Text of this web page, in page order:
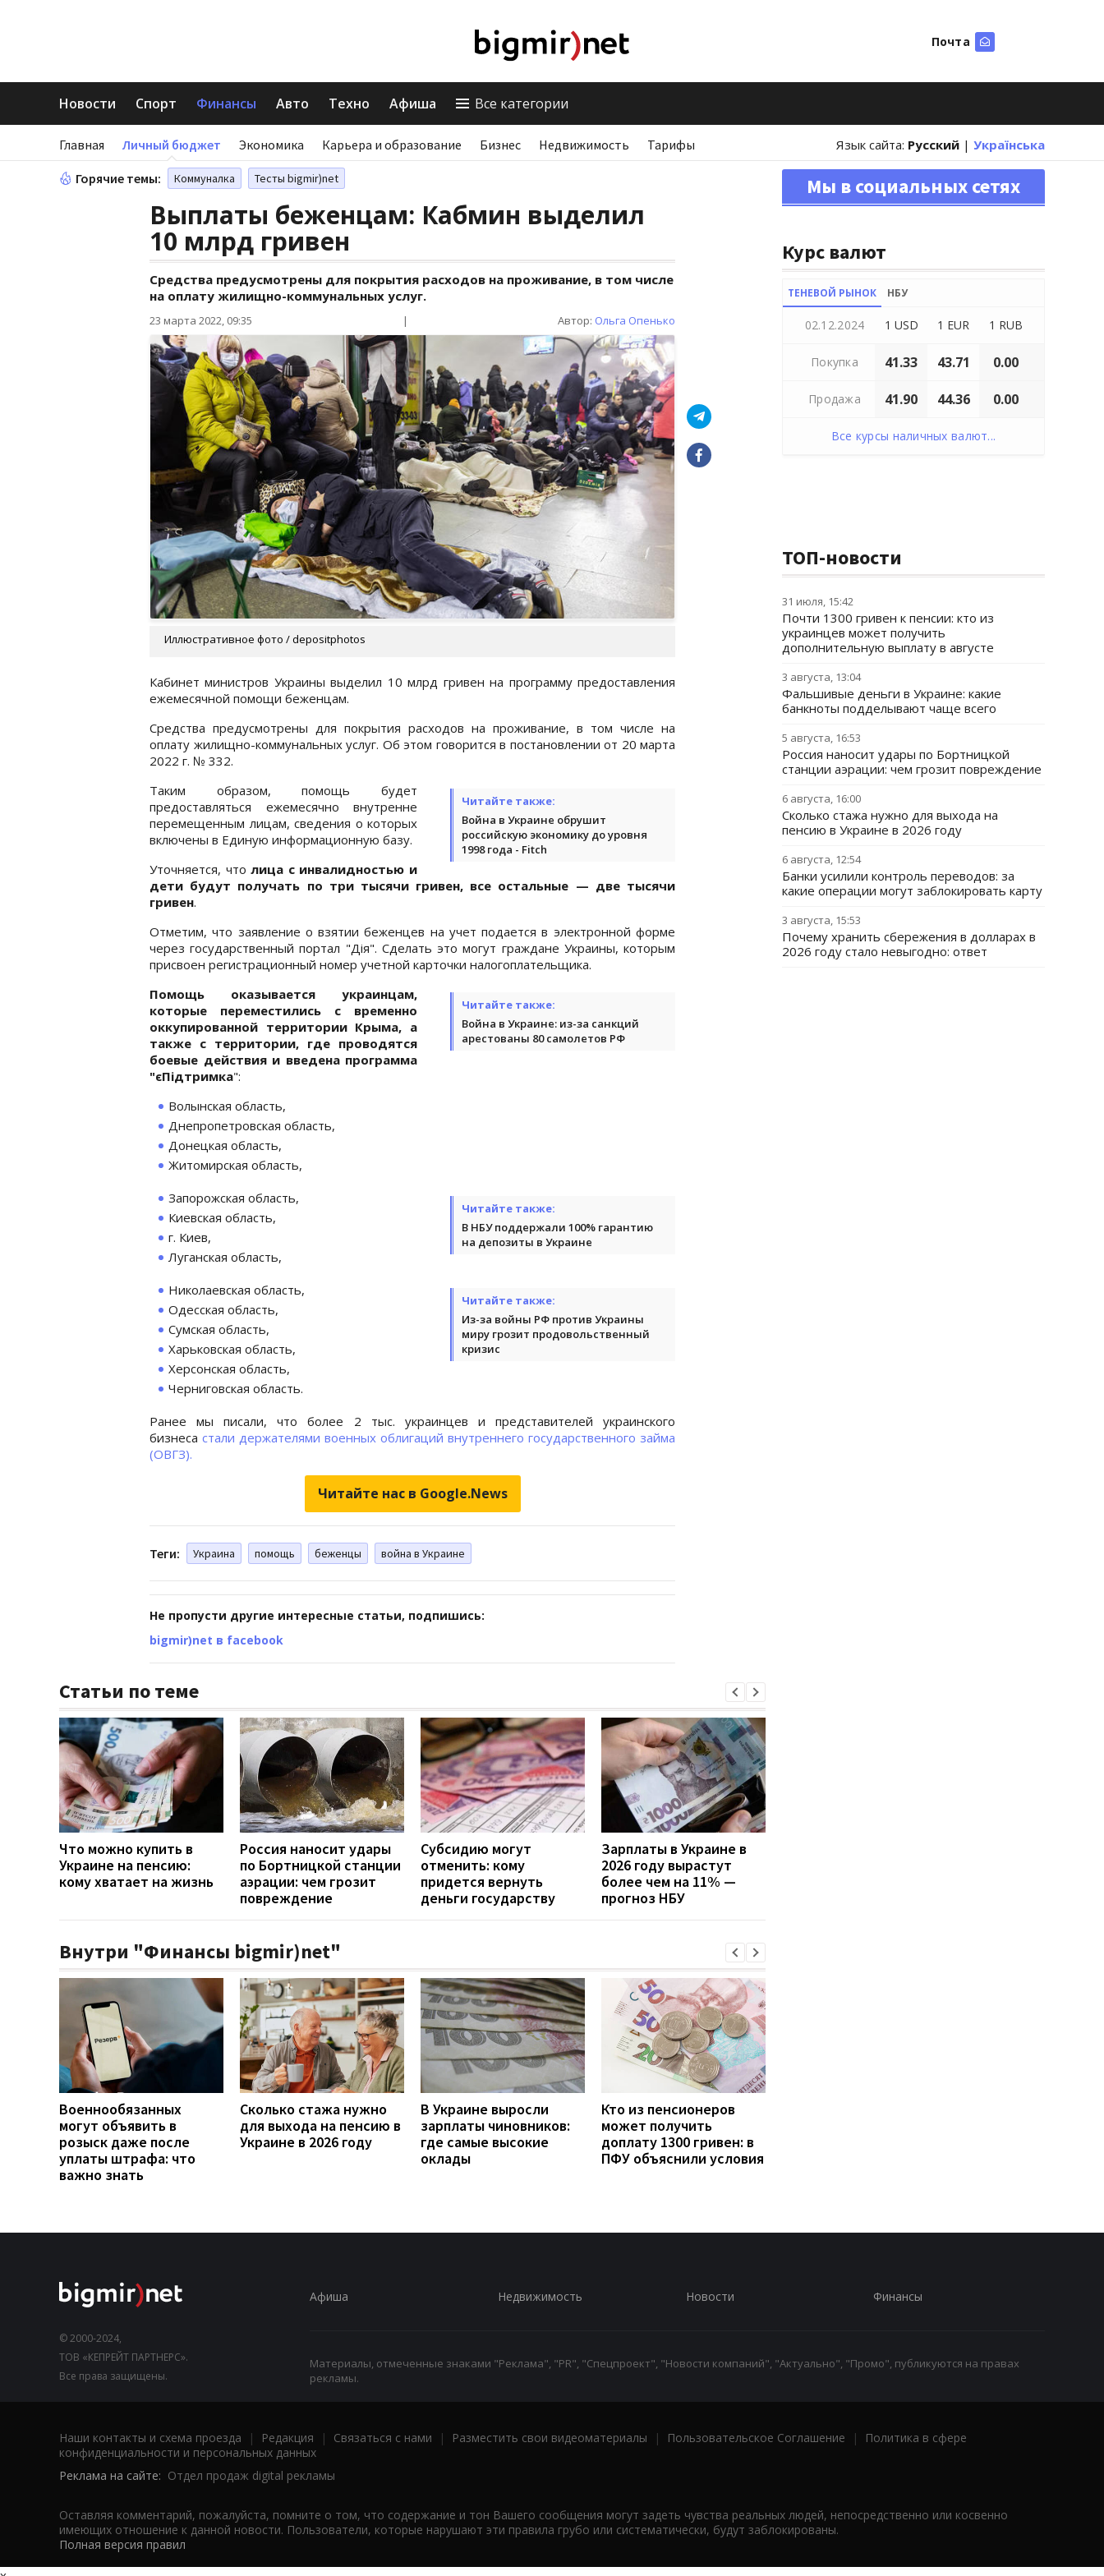
Почта
Новости Спорт Финансы Авто Техно Афиша Все категории
Главная Личный бюджет Экономика Карьера и образование Бизнес Недвижимость Тарифы Язык сайта: Русский | Українська
Горячие темы: Коммуналка Тесты bigmir)net
Выплаты беженцам: Кабмин выделил
10 млрд гривен
Средства предусмотрены для покрытия расходов на проживание, в том числе
на оплату жилищно-коммунальных услуг.
23 марта 2022, 09:35 | Автор: Ольга Опенько
Иллюстративное фото / depositphotos
Кабинет министров Украины выделил 10 млрд гривен на программу предоставления
ежемесячной помощи беженцам.
Средства предусмотрены для покрытия расходов на проживание, в том числе на
оплату жилищно-коммунальных услуг. Об этом говорится в постановлении от 20 марта
2022 г. № 332.
Читайте также:
Война в Украине обрушит
российскую экономику до уровня
1998 года - Fitch
Таким образом, помощь будет
предоставляться ежемесячно внутренне
перемещенным лицам, сведения о которых
включены в Единую информационную базу.
Уточняется, чтолица с инвалидностью и
дети будут получать по три тысячи гривен, все остальные — две тысячи
гривен.
Отметим, что заявление о взятии беженцев на учет подается в электронной форме
через государственный портал "Дія". Сделать это могут граждане Украины, которым
присвоен регистрационный номер учетной карточки налогоплательщика.
Читайте также:
Война в Украине: из-за санкций
арестованы 80 самолетов РФ
Помощь оказывается украинцам,
которые переместились с временно
оккупированной территории Крыма, а
также с территории, где проводятся
боевые действия и введена программа
"єПідтримка":
Волынская область,
Днепропетровская область,
Донецкая область,
Житомирская область,
Читайте также:
В НБУ поддержали 100% гарантию
на депозиты в Украине
Запорожская область,
Киевская область,
г. Киев,
Луганская область,
Читайте также:
Из-за войны РФ против Украины
миру грозит продовольственный
кризис
Николаевская область,
Одесская область,
Сумская область,
Харьковская область,
Херсонская область,
Черниговская область.
Ранее мы писали, что более 2 тыс. украинцев и представителей украинского
бизнеса стали держателями военных облигаций внутреннего государственного займа
(ОВГЗ).
Читайте нас в Google.News
Теги: Украина помощь беженцы война в Украине
Не пропусти другие интересные статьи, подпишись:
bigmir)net в facebook
Статьи по теме
Что можно купить в
Украине на пенсию:
кому хватает на жизнь
Россия наносит удары
по Бортницкой станции
аэрации: чем грозит
повреждение
Субсидию могут
отменить: кому
придется вернуть
деньги государству
Зарплаты в Украине в
2026 году вырастут
более чем на 11% —
прогноз НБУ
Внутри "Финансы bigmir)net"
Военнообязанных
могут объявить в
розыск даже после
уплаты штрафа: что
важно знать
Сколько стажа нужно
для выхода на пенсию в
Украине в 2026 году
В Украине выросли
зарплаты чиновников:
где самые высокие
оклады
Кто из пенсионеров
может получить
доплату 1300 гривен: в
ПФУ объяснили условия
Мы в социальных сетях
Курс валют
ТЕНЕВОЙ РЫНОК НБУ
02.12.2024 1 USD 1 EUR 1 RUB
Покупка 41.33 43.71 0.00
Продажа 41.90 44.36 0.00
Все курсы наличных валют...
ТОП-новости
31 июля, 15:42
Почти 1300 гривен к пенсии: кто из
украинцев может получить
дополнительную выплату в августе
3 августа, 13:04
Фальшивые деньги в Украине: какие
банкноты подделывают чаще всего
5 августа, 16:53
Россия наносит удары по Бортницкой
станции аэрации: чем грозит повреждение
6 августа, 16:00
Сколько стажа нужно для выхода на
пенсию в Украине в 2026 году
6 августа, 12:54
Банки усилили контроль переводов: за
какие операции могут заблокировать карту
3 августа, 15:53
Почему хранить сбережения в долларах в
2026 году стало невыгодно: ответ
© 2000-2024,
ТОВ «КЕПРЕЙТ ПАРТНЕРС».
Все права защищены.
Афиша Недвижимость Новости Финансы
Материалы, отмеченные знаками "Реклама", "PR", "Спецпроект", "Новости компаний", "Актуально", "Промо", публикуются на правах
рекламы.
Наши контакты и схема проезда | Редакция | Связаться с нами | Разместить свои видеоматериалы | Пользовательское Соглашение |
Политика в сфере
конфиденциальности и персональных данных
Реклама на сайте: Отдел продаж digital рекламы
Оставляя комментарий, пожалуйста, помните о том, что содержание и тон Вашего сообщения могут задеть чувства реальных людей, непосредственно или косвенно
имеющих отношение к данной новости. Пользователи, которые нарушают эти правила грубо или систематически, будут заблокированы.
Полная версия правил